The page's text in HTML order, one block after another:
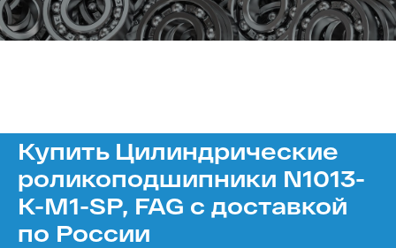
Купить Цилиндрические
роликоподшипники N1013-
K-M1-SP, FAG с доставкой
по России